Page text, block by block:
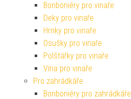
Bonboniéry pro vinaře
Deky pro vinaře
Hrnky pro vinaře
Osušky pro vinaře
Polštářky pro vinaře
Vína pro vinaře
Pro zahrádkáře
Bonboniéry pro zahrádkáře